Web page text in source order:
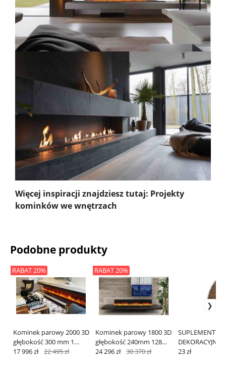
Więcej inspiracji znajdziesz tutaj: Projekty
kominków we wnętrzach
Podobne produkty
Kominek parowy 2000 3D
głębokość 300 mm 1
kolor
RABAT 20%
17 996 zł 22 495 zł
Kominek parowy 1800 3D
głębokość 240mm 128
kolorów APP
RABAT 20%
24 296 zł 30 370 zł
SUPLEMENT
DEKORACYJNY
23 zł